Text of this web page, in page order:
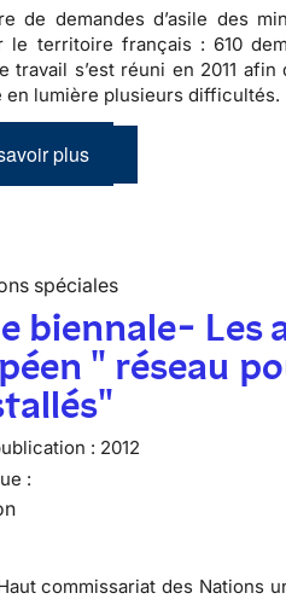
de demandes d’asile des
le territoire français : 610
travail s’est réuni en 2011
en lumière plusieurs difficultés.
plus
spéciales
biennale- Les
" réseau
: 2012
:
commissariat des Nations